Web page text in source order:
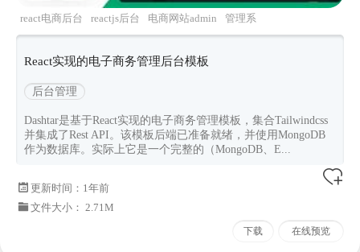
react电商后台 reactjs后台 电商网站admin
管理系
统
dashtar
React实现的电子商务管理后台模板
后台管理
Dashtar是基于React实现的电子商务管理模板，集合Tailwindcss
并集成了Rest API。该模板后端已准备就绪，并使用MongoDB
作为数据库。实际上它是一个完整的（MongoDB、E...
更新时间： 1年前
文件大小： 2.71M
下载 在线预览